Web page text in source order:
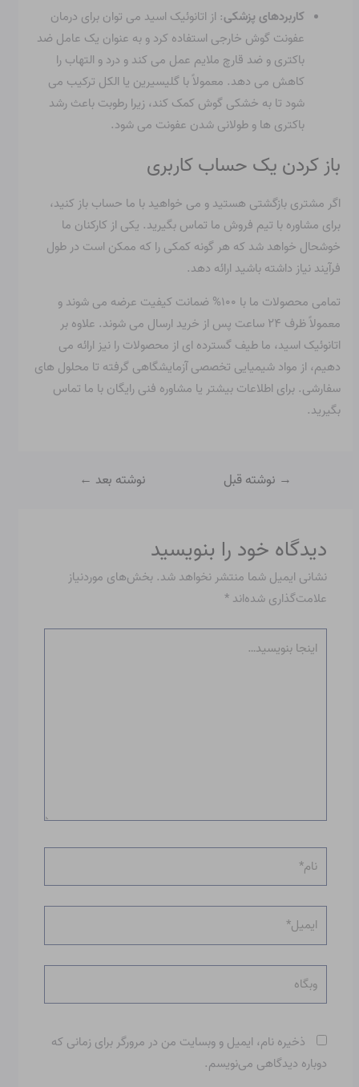
کاربردهای پزشکی: از اتانوئیک اسید می توان برای درمان
عفونت گوش خارجی استفاده کرد و به عنوان یک عامل ضد
باکتری و ضد قارچ ملایم عمل می کند و درد و التهاب را
کاهش می دهد. معمولاً با گلیسیرین یا الکل ترکیب می
شود تا به خشکی گوش کمک کند، زیرا رطوبت باعث رشد
باکتری ها و طولانی شدن عفونت می شود.
باز کردن یک حساب کاربری
اگر مشتری بازگشتی هستید و می خواهید با ما حساب باز کنید،
برای مشاوره با تیم فروش ما تماس بگیرید. یکی از کارکنان ما
خوشحال خواهد شد که هر گونه کمکی را که ممکن است در طول
فرآیند نیاز داشته باشید ارائه دهد.
تمامی محصولات ما با ۱۰۰% ضمانت کیفیت عرضه می شوند و
معمولاً ظرف ۲۴ ساعت پس از خرید ارسال می شوند. علاوه بر
اتانوئیک اسید، ما طیف گسترده ای از محصولات را نیز ارائه می
دهیم، از مواد شیمیایی تخصصی آزمایشگاهی گرفته تا محلول های
سفارشی. برای اطلاعات بیشتر یا مشاوره فنی رایگان با ما تماس
بگیرید.
→ نوشته قبل نوشته بعد ←
دیدگاه‌ خود را بنویسید
نشانی ایمیل شما منتشر نخواهد شد. بخش‌های موردنیاز
علامت‌گذاری شده‌اند*
بنویسید…
ایمیل*
وبگاه
ذخیره نام، ایمیل و وبسایت من در مرورگر برای زمانی که
دوباره دیدگاهی می‌نویسم.